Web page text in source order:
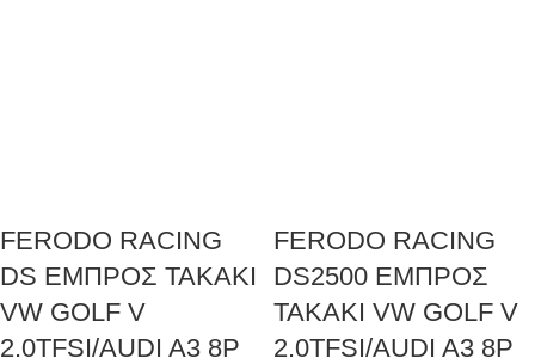
FERODO RACING
DS ΕΜΠΡΟΣ ΤΑΚΑΚΙ
VW GOLF V
2.0TFSI/AUDI A3 8P
FERODO RACING
DS2500 ΕΜΠΡΟΣ
ΤΑΚΑΚΙ VW GOLF V
2.0TFSI/AUDI A3 8P